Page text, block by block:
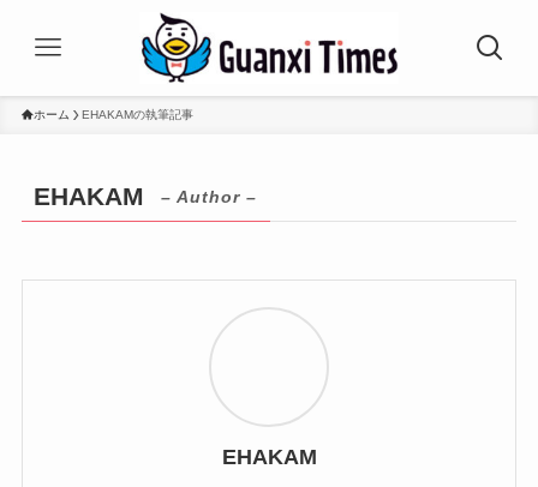
ホーム EHAKAMの執筆記事
EHAKAM – Author –
EHAKAM